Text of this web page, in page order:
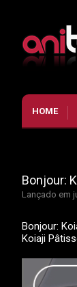
HOME
Bonjour:
Lançado em
Bonjour:
Koiaji